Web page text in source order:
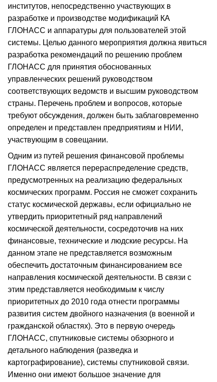
институтов, непосредственно участвующих в
разработке и производстве модификаций КА
ГЛОНАСС и аппаратуры для пользователей этой
системы. Целью данного мероприятия должна явиться
разработка рекомендаций по решению проблем
ГЛОНАСС для принятия обоснованных
управленческих решений руководством
соответствующих ведомств и высшим руководством
страны. Перечень проблем и вопросов, которые
требуют обсуждения, должен быть заблаговременно
определен и представлен предприятиям и НИИ,
участвующим в совещании.
Одним из путей решения финансовой проблемы
ГЛОНАСС является перераспределение средств,
предусмотренных на реализацию федеральных
космических программ. Россия не сможет сохранить
статус космической державы, если официально не
утвердить приоритетный ряд направлений
космической деятельности, сосредоточив на них
финансовые, технические и людские ресурсы. На
данном этапе не представляется возможным
обеспечить достаточным финансированием все
направления космической деятельности. В связи с
этим представляется необходимым к числу
приоритетных до 2010 года отнести программы
развития систем двойного назначения (в военной и
гражданской областях). Это в первую очередь
ГЛОНАСС, спутниковые системы обзорного и
детального наблюдения (разведка и
картографирование), системы спутниковой связи.
Именно они имеют большое значение для